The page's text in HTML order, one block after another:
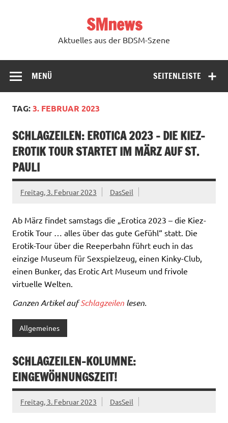
SMnews
Aktuelles aus der BDSM-Szene
SEITENLEISTE
MENÜ
TAG:3. FEBRUAR 2023
SCHLAGZEILEN: EROTICA 2023 – DIE KIEZ-
EROTIK TOUR STARTET IM MÄRZ AUF ST.
PAULI
Freitag, 3. Februar 2023 DasSeil
Ab März findet samstags die „Erotica 2023 – die Kiez-
Erotik Tour … alles über das gute Gefühl“ statt. Die
Erotik-Tour über die Reeperbahn führt euch in das
einzige Museum für Sexspielzeug, einen Kinky-Club,
einen Bunker, das Erotic Art Museum und frivole
virtuelle Welten.
Ganzen Artikel aufSchlagzeilen lesen.
Allgemeines
SCHLAGZEILEN-KOLUMNE:
EINGEWÖHNUNGSZEIT!
Freitag, 3. Februar 2023 DasSeil